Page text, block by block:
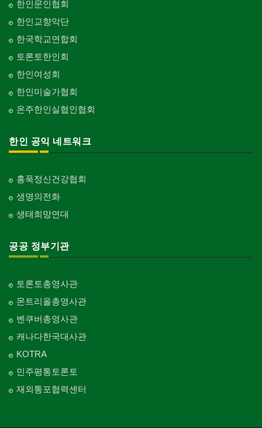
한인문인협회
한인교향악단
한국학교연합회
토론토한인회
한인여성회
한인미술가협회
온주한인실협인협회
한인 공익 네트워크
홍푹정신건강협회
생명의전화
생태희망연대
공공 정부기관
토론토총영사관
몬트리올총영사관
벤쿠버총영사관
캐나다한국대사관
KOTRA
민주평통토론토
재외통포협력센터